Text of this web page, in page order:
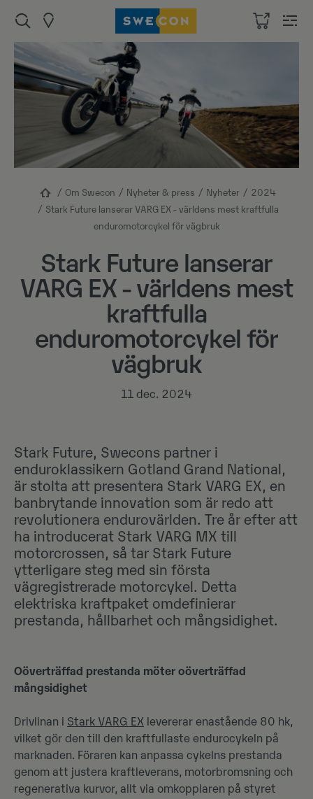
Om Swecon Nyheter & press Nyheter
2024
Stark Future lanserar VARG EX - världens mest kraftfulla
enduromotorcykel för vägbruk
Stark Future lanserar
VARG EX - världens mest
kraftfulla
enduromotorcykel för
vägbruk
11 dec. 2024
Stark Future, Swecons partner i
enduroklassikern Gotland Grand National,
är stolta att presentera Stark VARG EX, en
banbrytande innovation som är redo att
revolutionera endurovärlden. Tre år efter att
ha introducerat Stark VARG MX till
motorcrossen, så tar Stark Future
ytterligare steg med sin första
vägregistrerade motorcykel. Detta
elektriska kraftpaket omdefinierar
prestanda, hållbarhet och mångsidighet.
Oöverträffad prestanda möter oöverträffad
mångsidighet
Drivlinan i Stark VARG EX levererar enastående 80 hk,
vilket gör den till den kraftfullaste endurocykeln på
marknaden. Föraren kan anpassa cykelns prestanda
genom att justera kraftleverans, motorbromsning och
regenerativa kurvor, allt via omkopplaren på styret